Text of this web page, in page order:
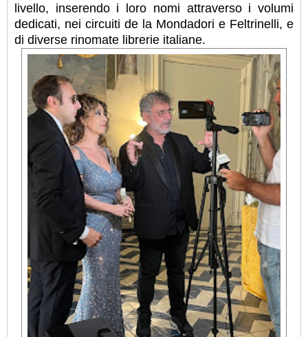
livello, inserendo i loro nomi attraverso i volumi
dedicati, nei circuiti de la Mondadori e Feltrinelli, e
di diverse rinomate librerie italiane.